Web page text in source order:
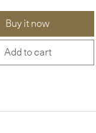
Buy it now
Add to cart